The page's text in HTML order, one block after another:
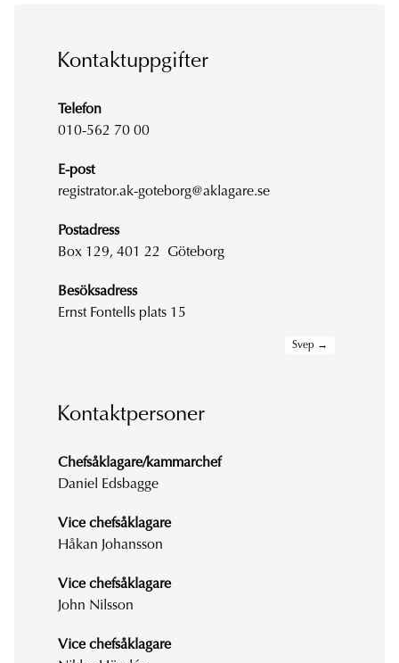
Kontaktuppgifter
Telefon
010-562 70 00
E-post
registrator.ak-goteborg@aklagare.se
Postadress
Box 129, 401 22 Göteborg
Besöksadress
Ernst Fontells plats 15
Kontaktpersoner
Chefsåklagare/kammarchef
Daniel Edsbagge
Vice chefsåklagare
Håkan Johansson
Vice chefsåklagare
John Nilsson
Vice chefsåklagare